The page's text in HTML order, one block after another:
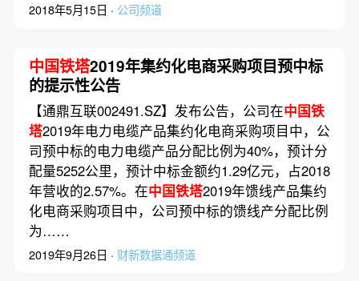
2018年5月15日 · 公司频道
中国铁塔2019年集约化电商采购项目预中标
的提示性公告
【通鼎互联002491.SZ】发布公告，公司在中国铁
塔2019年电力电缆产品集约化电商采购项目中，公
司预中标的电力电缆产品分配比例为40%，预计分
配量5252公里，预计中标金额约1.29亿元，占2018
年营收的2.57%。在中国铁塔2019年馈线产品集约
化电商采购项目中，公司预中标的馈线产分配比例
为……
2019年9月26日 · 财新数据通频道